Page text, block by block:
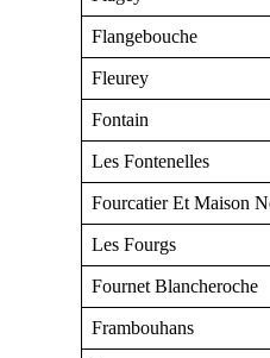
Flangebouche
Fleurey
Fontain
Les Fontenelles
Fourcatier Et Maison
Les Fourgs
Fournet Blancheroche
Frambouhans